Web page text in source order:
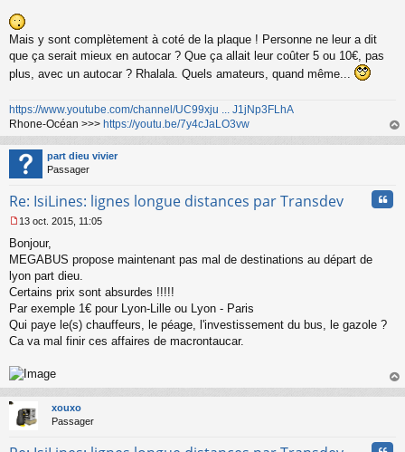
Mais y sont complètement à coté de la plaque ! Personne ne leur a dit
que ça serait mieux en autocar ? Que ça allait leur coûter 5 ou 10€, pas
plus, avec un autocar ? Rhalala. Quels amateurs, quand même...
https://www.youtube.com/channel/UC99xju ... J1jNp3FLhA
Rhone-Océan >>> https://youtu.be/7y4cJaLO3vw
au
part dieu vivier
Passager
Re: IsiLines: lignes longue distances par Transdev
e
s
s
g
e
n
o
l
u
13 oct. 2015, 11:05
Bonjour,
MEGABUS propose maintenant pas mal de destinations au départ de
lyon part dieu.
Certains prix sont absurdes !!!!!
Par exemple 1€ pour Lyon-Lille ou Lyon - Paris
Qui paye le(s) chauffeurs, le péage, l'investissement du bus, le gazole ?
Ca va mal finir ces affaires de macrontaucar.
au
xouxo
Passager